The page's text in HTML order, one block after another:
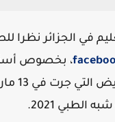
في الجزائر نظرا
، بخصوص
2021.